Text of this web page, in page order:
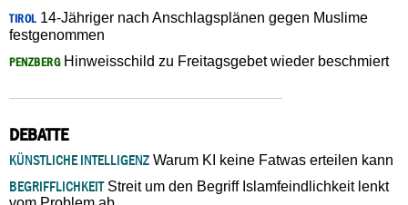
TIROL14-Jähriger nach Anschlagsplänen gegen Muslime
festgenommen
PENZBERGHinweisschild zu Freitagsgebet wieder beschmiert
DEBATTE
KÜNSTLICHE INTELLIGENZ Warum KI keine Fatwas erteilen kann
BEGRIFFLICHKEITStreit um den Begriff Islamfeindlichkeit lenkt